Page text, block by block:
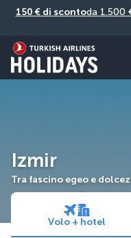
150 € di scontoda 1.500
Izmir
Tra fascino egeo e
Volo + hotel